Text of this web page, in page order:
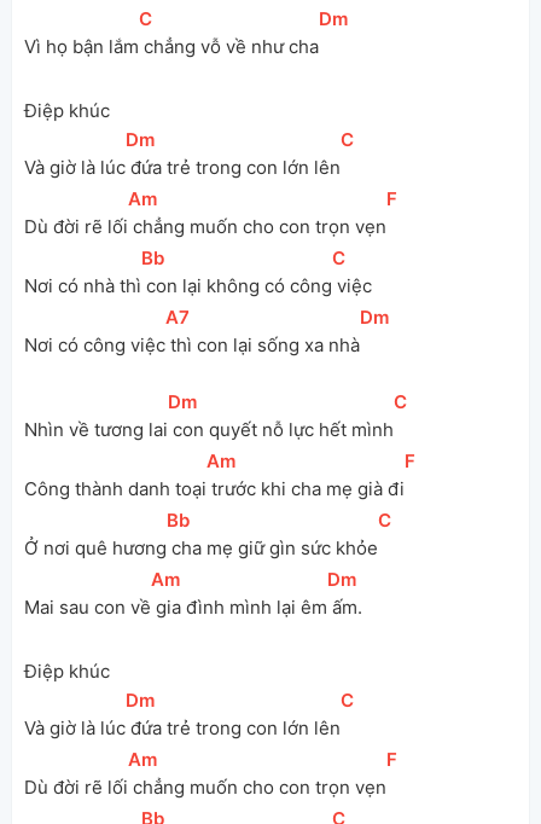
Vì họ bận lắm
[
C
chẳng vỗ về như cha
[Dm
Điệp khúc
Và giờ là lúc
[Dm
đứa trẻ trong con lớn lên
[
C
Dù đời rẽ lối
[
Am
chẳng muốn cho con trọn vẹn
[F
Nơi có nhà thì
[Bb
con lại không có công
[
C
việc
Nơi có công việc
[
A7
thì con lại sống xa nhà
[Dm
Nhìn về tương lai
[Dm
con quyết nỗ lực hết mình
[
C
Công thành danh toại
[
Am
trước khi cha mẹ già đi
[F
Ở nơi quê hương
[Bb
cha mẹ giữ gìn sức khỏe
[
C
Mai sau con về
[
Am
gia đình mình lại êm
[Dm
ấm.
Điệp khúc
Và giờ là lúc
[Dm
đứa trẻ trong con lớn lên
[
C
Dù đời rẽ lối
[
Am
chẳng muốn cho con trọn vẹn
[F
[Bb [
C